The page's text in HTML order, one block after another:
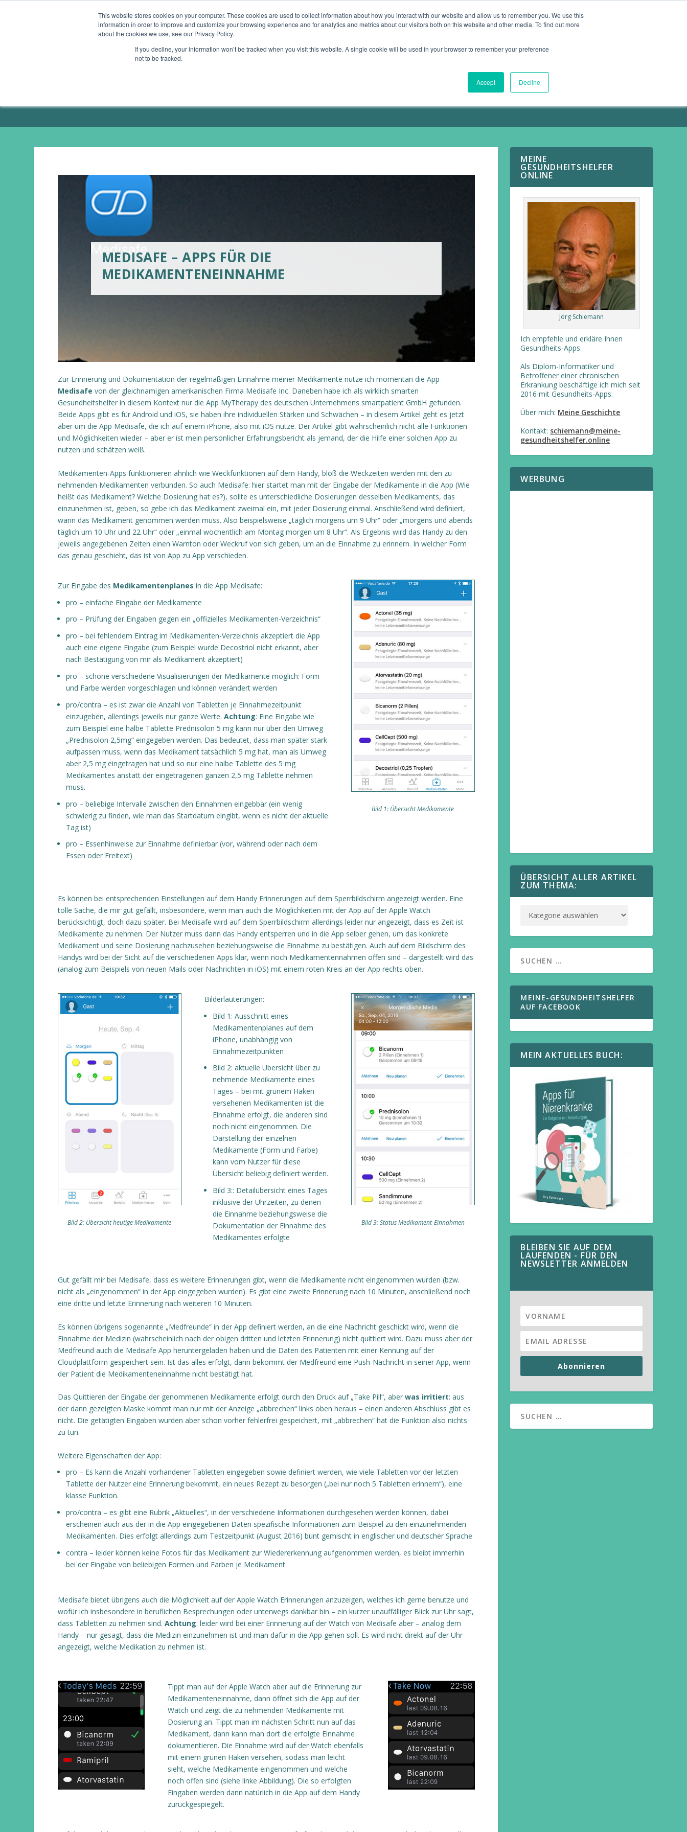
This website stores cookies on your computer. These cookies are used to collect information about how you interact with our website and allow us to remember you. We use this
information in order to improve and customize your browsing experience and for analytics and metrics about our visitors both on this website and other media. To find out more
about the cookies we use, see our Privacy Policy.
If you decline, your information won’t be tracked when you visit this website. A single cookie will be used in your browser to remember your preference
not to be tracked.
Accept Decline
GESUNDHEITS-APPS SMARTE GERÄTE MEIN ANGEBOT
MEDISAFE – APPS FÜR DIE
MEDIKAMENTENEINNAHME
Zur Erinnerung und Dokumentation der regelmäßigen Einnahme meiner Medikamente nutze ich momentan die App
Medisafe von der gleichnamigen amerikanischen Firma Medisafe Inc. Daneben habe ich als wirklich smarten
Gesundheitshelfer in diesem Kontext nur die App MyTherapy des deutschen Unternehmens smartpatient GmbH gefunden.
Beide Apps gibt es für Android und iOS, sie haben ihre individuellen Stärken und Schwächen – in diesem Artikel geht es jetzt
aber um die App Medisafe, die ich auf einem iPhone, also mit iOS nutze. Der Artikel gibt wahrscheinlich nicht alle Funktionen
und Möglichkeiten wieder – aber er ist mein persönlicher Erfahrungsbericht als jemand, der die Hilfe einer solchen App zu
nutzen und schätzen weiß.
Medikamenten-Apps funktionieren ähnlich wie Weckfunktionen auf dem Handy, bloß die Weckzeiten werden mit den zu
nehmenden Medikamenten verbunden. So auch Medisafe: hier startet man mit der Eingabe der Medikamente in die App (Wie
heißt das Medikament? Welche Dosierung hat es?), sollte es unterschiedliche Dosierungen desselben Medikaments, das
einzunehmen ist, geben, so gebe ich das Medikament zweimal ein, mit jeder Dosierung einmal. Anschließend wird definiert,
wann das Medikament genommen werden muss. Also beispielsweise „täglich morgens um 9 Uhr“ oder „morgens und abends
täglich um 10 Uhr und 22 Uhr“ oder „einmal wöchentlich am Montag morgen um 8 Uhr“. Als Ergebnis wird das Handy zu den
jeweils angegebenen Zeiten einen Warnton oder Weckruf von sich geben, um an die Einnahme zu erinnern. In welcher Form
das genau geschieht, das ist von App zu App verschieden.
Zur Eingabe des Medikamentenplanes in die App Medisafe:
pro – einfache Eingabe der Medikamente
pro – Prüfung der Eingaben gegen ein „offizielles Medikamenten-Verzeichnis“
pro – bei fehlendem Eintrag im Medikamenten-Verzeichnis akzeptiert die App
auch eine eigene Eingabe (zum Beispiel wurde Decostriol nicht erkannt, aber
nach Bestätigung von mir als Medikament akzeptiert)
pro – schöne verschiedene Visualisierungen der Medikamente möglich: Form
und Farbe werden vorgeschlagen und können verändert werden
pro/contra – es ist zwar die Anzahl von Tabletten je Einnahmezeitpunkt
einzugeben, allerdings jeweils nur ganze Werte. Achtung: Eine Eingabe wie
zum Beispiel eine halbe Tablette Prednisolon 5 mg kann nur über den Umweg
„Prednisolon 2,5mg“ eingegeben werden. Das bedeutet, dass man später stark
aufpassen muss, wenn das Medikament tatsächlich 5 mg hat, man als Umweg
aber 2,5 mg eingetragen hat und so nur eine halbe Tablette des 5 mg
Medikamentes anstatt der eingetragenen ganzen 2,5 mg Tablette nehmen
muss.
pro – beliebige Intervalle zwischen den Einnahmen eingebbar (ein wenig
schwierig zu finden, wie man das Startdatum eingibt, wenn es nicht der aktuelle
Tag ist)
pro – Essenhinweise zur Einnahme definierbar (vor, während oder nach dem
Essen oder Freitext)
Bild 1: Übersicht Medikamente
Es können bei entsprechenden Einstellungen auf dem Handy Erinnerungen auf dem Sperrbildschirm angezeigt werden. Eine
tolle Sache, die mir gut gefällt, insbesondere, wenn man auch die Möglichkeiten mit der App auf der Apple Watch
berücksichtigt, doch dazu später. Bei Medisafe wird auf dem Sperrbildschirm allerdings leider nur angezeigt, dass es Zeit ist
Medikamente zu nehmen. Der Nutzer muss dann das Handy entsperren und in die App selber gehen, um das konkrete
Medikament und seine Dosierung nachzusehen beziehungsweise die Einnahme zu bestätigen. Auch auf dem Bildschirm des
Handys wird bei der Sicht auf die verschiedenen Apps klar, wenn noch Medikamentennahmen offen sind – dargestellt wird das
(analog zum Beispiels von neuen Mails oder Nachrichten in iOS) mit einem roten Kreis an der App rechts oben.
Bild 2: Übersicht heutige Medikamente
Bilderläuterungen:
Bild 1: Ausschnitt eines
Medikamentenplanes auf dem
iPhone, unabhängig von
Einnahmezeitpunkten
Bild 2: aktuelle Übersicht über zu
nehmende Medikamente eines
Tages – bei mit grünem Haken
versehenen Medikamenten ist die
Einnahme erfolgt, die anderen sind
noch nicht eingenommen. Die
Darstellung der einzelnen
Medikamente (Form und Farbe)
kann vom Nutzer für diese
Übersicht beliebig definiert werden.
Bild 3:: Detailübersicht eines Tages
inklusive der Uhrzeiten, zu denen
die Einnahme beziehungsweise die
Dokumentation der Einnahme des
Medikamentes erfolgte
Bild 3: Status Medikament-Einnahmen
Gut gefällt mir bei Medisafe, dass es weitere Erinnerungen gibt, wenn die Medikamente nicht eingenommen wurden (bzw.
nicht als „eingenommen“ in der App eingegeben wurden). Es gibt eine zweite Erinnerung nach 10 Minuten, anschließend noch
eine dritte und letzte Erinnerung nach weiteren 10 Minuten.
Es können übrigens sogenannte „Medfreunde“ in der App definiert werden, an die eine Nachricht geschickt wird, wenn die
Einnahme der Medizin (wahrscheinlich nach der obigen dritten und letzten Erinnerung) nicht quittiert wird. Dazu muss aber der
Medfreund auch die Medisafe App heruntergeladen haben und die Daten des Patienten mit einer Kennung auf der
Cloudplattform gespeichert sein. Ist das alles erfolgt, dann bekommt der Medfreund eine Push-Nachricht in seiner App, wenn
der Patient die Medikamenteneinnahme nicht bestätigt hat.
Das Quittieren der Eingabe der genommenen Medikamente erfolgt durch den Druck auf „Take Pill“, aber was irritiert: aus
der dann gezeigten Maske kommt man nur mit der Anzeige „abbrechen“ links oben heraus – einen anderen Abschluss gibt es
nicht. Die getätigten Eingaben wurden aber schon vorher fehlerfrei gespeichert, mit „abbrechen“ hat die Funktion also nichts
zu tun.
Weitere Eigenschaften der App:
pro – Es kann die Anzahl vorhandener Tabletten eingegeben sowie definiert werden, wie viele Tabletten vor der letzten
Tablette der Nutzer eine Erinnerung bekommt, ein neues Rezept zu besorgen („bei nur noch 5 Tabletten erinnern“), eine
klasse Funktion.
pro/contra – es gibt eine Rubrik „Aktuelles“, in der verschiedene Informationen durchgesehen werden können, dabei
erscheinen auch aus der in die App eingegebenen Daten spezifische Informationen zum Beispiel zu den einzunehmenden
Medikamenten. Dies erfolgt allerdings zum Testzeitpunkt (August 2016) bunt gemischt in englischer und deutscher Sprache
contra – leider können keine Fotos für das Medikament zur Wiedererkennung aufgenommen werden, es bleibt immerhin
bei der Eingabe von beliebigen Formen und Farben je Medikament
Medisafe bietet übrigens auch die Möglichkeit auf der Apple Watch Erinnerungen anzuzeigen, welches ich gerne benutze und
wofür ich insbesondere in beruflichen Besprechungen oder unterwegs dankbar bin – ein kurzer unauffälliger Blick zur Uhr sagt,
dass Tabletten zu nehmen sind. Achtung: leider wird bei einer Erinnerung auf der Watch von Medisafe aber – analog dem
Handy – nur gesagt, dass die Medizin einzunehmen ist und man dafür in die App gehen soll. Es wird nicht direkt auf der Uhr
angezeigt, welche Medikation zu nehmen ist.
Tippt man auf der Apple Watch aber auf die Erinnerung zur
Medikamenteneinnahme, dann öffnet sich die App auf der
Watch und zeigt die zu nehmenden Medikamente mit
Dosierung an. Tippt man im nächsten Schritt nun auf das
Medikament, dann kann man dort die erfolgte Einnahme
dokumentieren. Die Einnahme wird auf der Watch ebenfalls
mit einem grünen Haken versehen, sodass man leicht
sieht, welche Medikamente eingenommen und welche
noch offen sind (siehe linke Abbildung). Die so erfolgten
Eingaben werden dann natürlich in die App auf dem Handy
zurückgespiegelt.
MEINE
GESUNDHEITSHELFER
ONLINE
Jörg Schiemann
Ich empfehle und erkläre Ihnen
Gesundheits-Apps.
Als Diplom-Informatiker und
Betroffener einer chronischen
Erkrankung beschäftige ich mich seit
2016 mit Gesundheits-Apps.
Über mich: Meine Geschichte
Kontakt: schiemann@meine-
gesundheitshelfer.online
WERBUNG
ÜBERSICHT ALLER ARTIKEL
ZUM THEMA:
MEINE-GESUNDHEITSHELFER
AUF FACEBOOK
MEIN AKTUELLES BUCH:
BLEIBEN SIE AUF DEM
LAUFENDEN - FÜR DEN
NEWSLETTER ANMELDEN
Abonnieren